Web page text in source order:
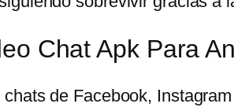
Chat Apk Para
de Facebook,